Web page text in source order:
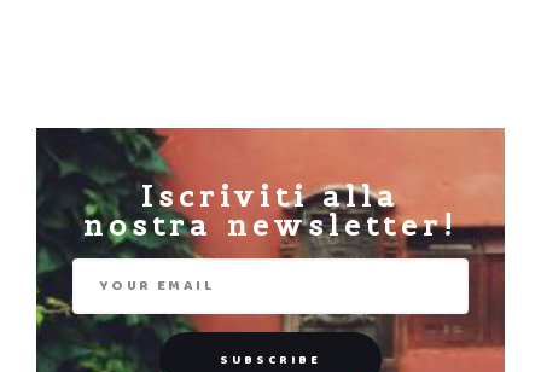
Iscriviti alla
nostra newsletter!